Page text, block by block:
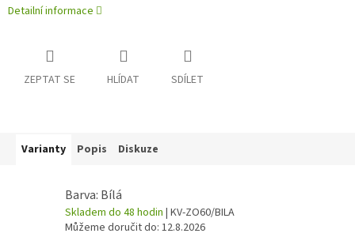
Detailní informace
ZEPTAT SE HLÍDAT SDÍLET
Varianty Popis Diskuze
Barva: Bílá
Skladem do 48 hodin | KV-ZO60/BILA
Můžeme doručit do: 12.8.2026